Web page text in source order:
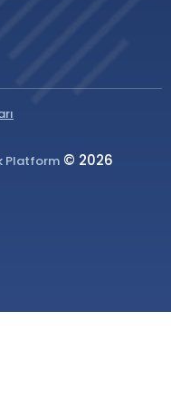
Platform © 2026